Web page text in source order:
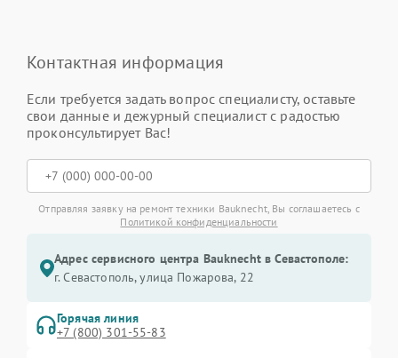
Контактная информация
Если требуется задать вопрос специалисту, оставьте
свои данные и дежурный специалист с радостью
проконсультирует Вас!
Отправляя заявку на ремонт техники Bauknecht, Вы соглашаетесь с
Политикой конфиденциальности
Адрес сервисного центра Bauknecht в Севастополе:
г. Севастополь, улица Пожарова, 22
Горячая линия
+7 (800) 301-55-83